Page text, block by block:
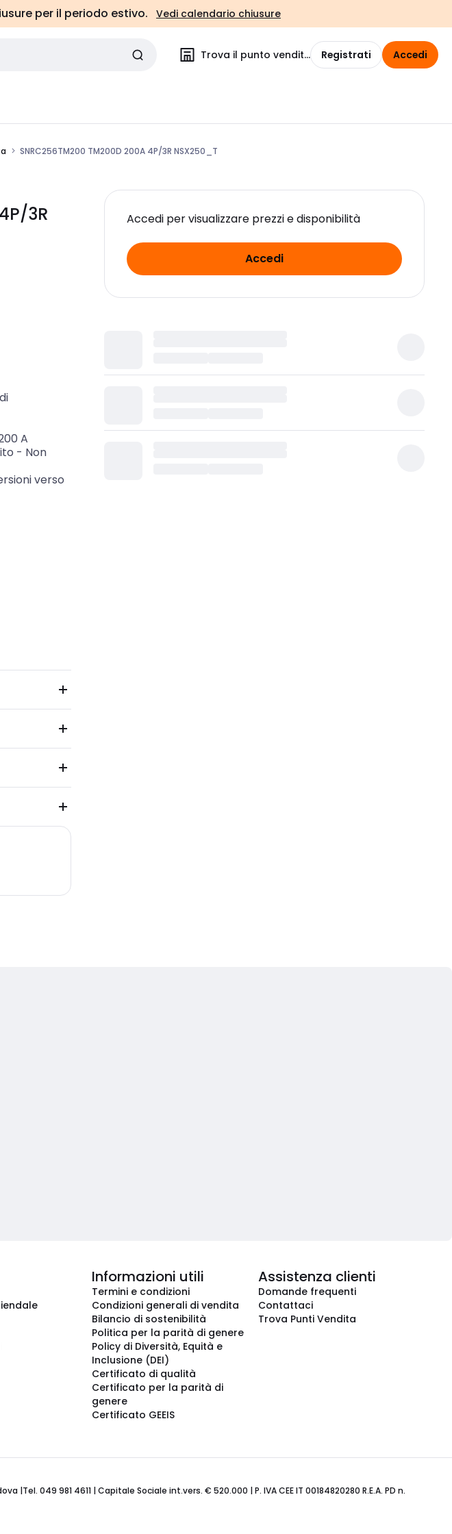
per il periodo estivo. Vedi calendario chiusure
Trova il punto vendita Registrati Accedi
SNRC256TM200 TM200D 200A 4P/3R NSX250_T
3R
Accedi per visualizzare prezzi e disponibilità
Accedi
A
- Non
verso
Informazioni utili
Termini e condizioni
Condizioni generali di vendita
Bilancio di sostenibilità
Politica per la parità di genere
Policy di Diversità, Equità e
Inclusione (DEI)
Certificato di qualità
Certificato per la parità di
genere
Certificato GEEIS
Assistenza clienti
Domande frequenti
Contattaci
Trova Punti Vendita
|Tel. 049 981 4611 | Capitale Sociale int.vers. € 520.000 | P. IVA CEE IT 00184820280 R.E.A. PD n.